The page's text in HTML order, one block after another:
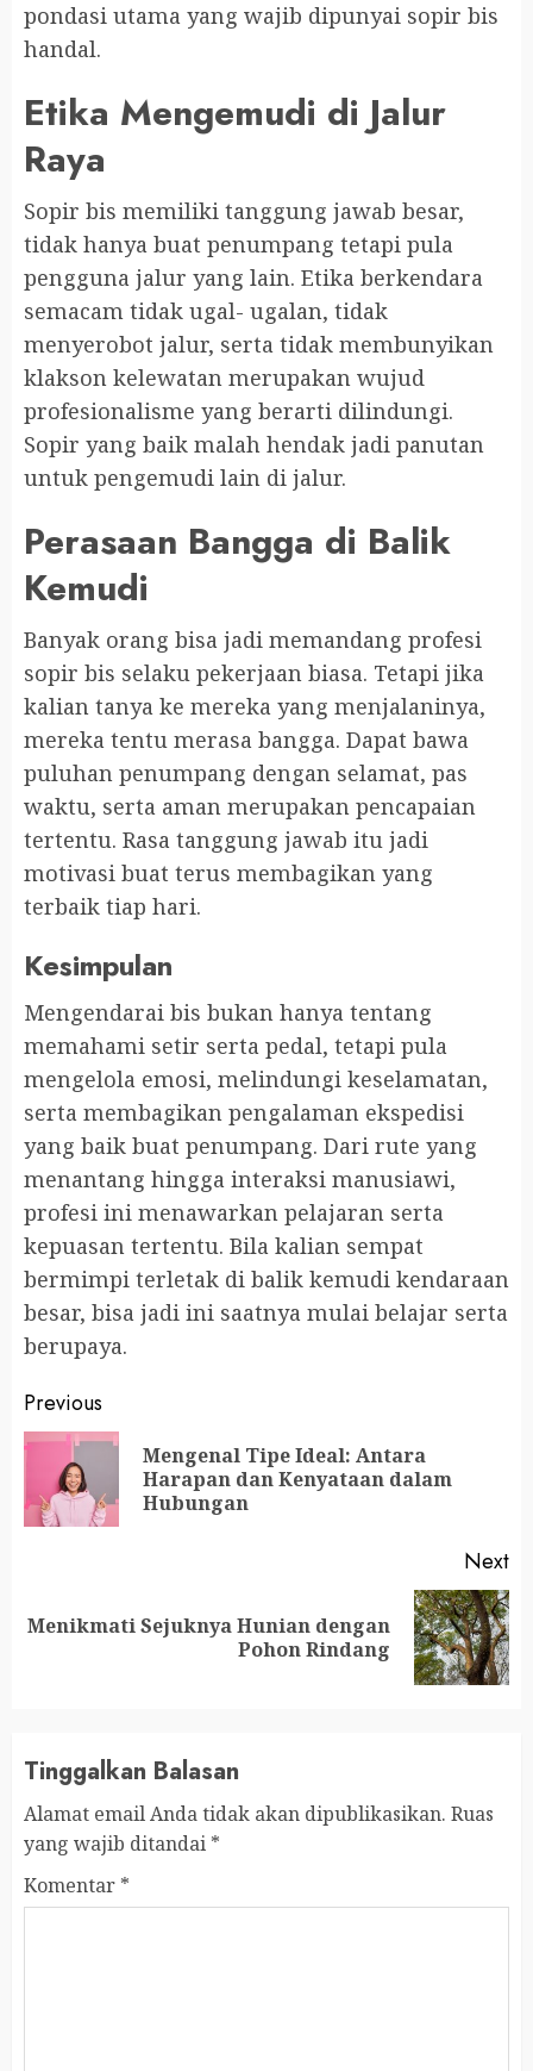
pondasi utama yang wajib dipunyai sopir bis
handal.
Etika Mengemudi di Jalur
Raya
Sopir bis memiliki tanggung jawab besar,
tidak hanya buat penumpang tetapi pula
pengguna jalur yang lain. Etika berkendara
semacam tidak ugal- ugalan, tidak
menyerobot jalur, serta tidak membunyikan
klakson kelewatan merupakan wujud
profesionalisme yang berarti dilindungi.
Sopir yang baik malah hendak jadi panutan
untuk pengemudi lain di jalur.
Perasaan Bangga di Balik
Kemudi
Banyak orang bisa jadi memandang profesi
sopir bis selaku pekerjaan biasa. Tetapi jika
kalian tanya ke mereka yang menjalaninya,
mereka tentu merasa bangga. Dapat bawa
puluhan penumpang dengan selamat, pas
waktu, serta aman merupakan pencapaian
tertentu. Rasa tanggung jawab itu jadi
motivasi buat terus membagikan yang
terbaik tiap hari.
Kesimpulan
Mengendarai bis bukan hanya tentang
memahami setir serta pedal, tetapi pula
mengelola emosi, melindungi keselamatan,
serta membagikan pengalaman ekspedisi
yang baik buat penumpang. Dari rute yang
menantang hingga interaksi manusiawi,
profesi ini menawarkan pelajaran serta
kepuasan tertentu. Bila kalian sempat
bermimpi terletak di balik kemudi kendaraan
besar, bisa jadi ini saatnya mulai belajar serta
berupaya.
Continue
Reading
Previous
Mengenal Tipe Ideal: Antara
Harapan dan Kenyataan dalam
Hubungan
Next
Next
Menikmati Sejuknya Hunian dengan
Pohon Rindang
Tinggalkan Balasan
Alamat email Anda tidak akan dipublikasikan. Ruas
yang wajib ditandai *
Komentar *